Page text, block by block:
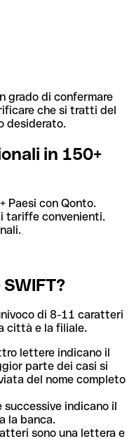
grado di confermare
che si tratti del
desiderato.
in 150+
Paesi con Qonto.
tariffe convenienti.
di 8-11 caratteri
città e la filiale.
lettere indicano il
parte dei casi si
del nome completo
successive indicano il
la banca.
sono una lettera e